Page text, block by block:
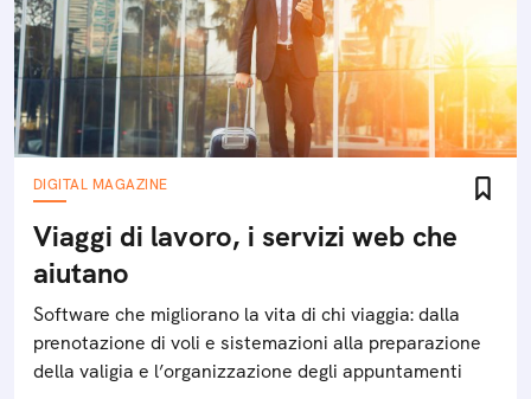
DIGITAL MAGAZINE
Viaggi di lavoro, i servizi web che
aiutano
Software che migliorano la vita di chi viaggia: dalla
prenotazione di voli e sistemazioni alla preparazione
della valigia e l’organizzazione degli appuntamenti